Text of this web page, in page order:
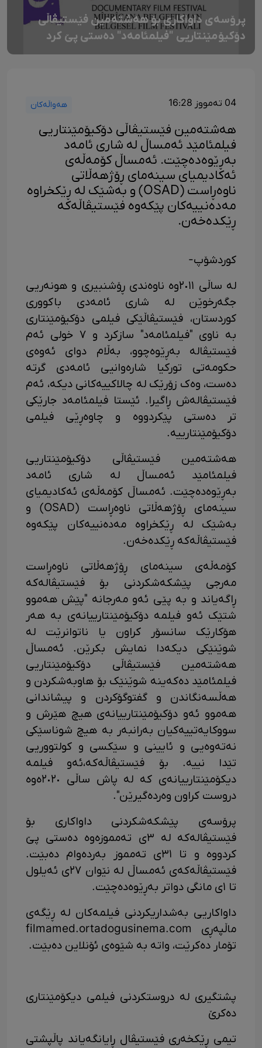
پرۆسەی داواکاری بۆ هەشتەمین فێستیڤاڵی
دۆکیۆمێنتاریی "فیلمئامەد" دەستی پێ کرد
04 تەمووز 16:28 هەواڵەکان
هەشتەمین فێستیڤاڵی دۆکیۆمێنتاریی
فیلمئامێد ئەمساڵ لە شاری ئامەد
بەڕێوەدەچێت. ئەمساڵ کۆمەڵەی
ئەکادیمیای سینەمای ڕۆژهەڵاتی
ناوەڕاست (OSAD) و بەشێک لە ڕێکخراوە
مەدەنییەکان پێکەوە فێستیڤاڵەکە
ڕێکدەخەن.
کوردشۆپ-
لە ساڵی ٢٠١١وە ناوەندی ڕۆشنبیری و هونەریی
جگەرخوێن لە شاری ئامەدی باکووری
کوردستان، فێستیڤاڵێکی فیلمی دۆکیۆمێنتاری
بە ناوی "فیلمئامەد" سازکرد و ٧ خولی ئەم
فێستیڤالە بەڕێوەچوو، بەڵام دوای ئەوەی
حکومەتی تورکیا شارەوانیی ئامەدی گرتە
دەست، وەک زۆرێک لە چالاکییەکانی دیکە، ئەم
فێستیڤالەش ڕاگیرا. ئێستا فیلمئامەد جارێکی
تر دەستی پێکردووە و چاوەڕێی فیلمی
دۆکیۆمێنتارییە.
هەشتەمین فێستیڤاڵی دۆکیۆمێنتاریی
فیلمئامێد ئەمساڵ لە شاری ئامەد
بەڕێوەدەچێت. ئەمساڵ کۆمەڵەی ئەکادیمیای
سینەمای ڕۆژهەڵاتی ناوەڕاست (OSAD) و
بەشێک لە ڕێکخراوە مەدەنییەکان پێکەوە
فێستیڤاڵەکە ڕێکدەخەن.
کۆمەڵەی سینەمای ڕۆژهەڵاتی ناوەڕاست
مەرجی پێشکەشکردنی بۆ فێستیڤالەکە
ڕاگەیاند و بە پێی ئەو مەرجانە "پێش هەموو
شتێک ئەو فیلمە دۆکیۆمێنتارییانەی بە هەر
هۆکارێک سانسۆر کراون یا ناتوانرێت لە
شوێنێکی دیکەدا نمایش بکرێن. ئەمساڵ
هەشتەمین فێستیڤاڵی دۆکیۆمێنتاریی
فیلمئامێد دەکەینە شوێنێک بۆ هاوبەشکردن و
هەڵسەنگاندن و گفتوگۆکردن و پیشاندانی
هەموو ئەو دۆکیۆمێنتارییانەی هیچ هێرش و
سووکایەتییەکیان بەرانبەر بە هیچ شوناسێکی
نەتەوەیی و ئایینی و سێکسی و کولتووریی
تێدا نییە. بۆ فێستیڤاڵەکە،ئەو فیلمە
دیکۆمێنتارییانەی کە لە پاش ساڵی ٢٠٢٠ەوە
دروست کراون وەردەگیرێن".
پرۆسەی پێشکەشکردنی داواکاری بۆ
فێستیڤالەکە لە ٣ی تەمموزەوە دەستی پێ
کردووە و تا ٣١ی تەمموز بەردەوام دەبێت.
فێستیڤاڵەکەی ئەمساڵ لە نێوان ٢٧ی ئەیلول
تا ١ی مانگی دواتر بەڕێوەدەچێت.
داواکاریی بەشداریکردنی فیلمەکان لە ڕێگەی
ماڵپەڕی filmamed.ortadogusinema.com
تۆمار دەکرێت، واتە بە شێوەی ئۆنلاین دەبێت.
پشتگیری لە دروستکردنی فیلمی دیکۆمێنتاری
دەکرێ
تیمی ڕێکخەری فێستیڤال ڕایانگەیاند پاڵپشتی